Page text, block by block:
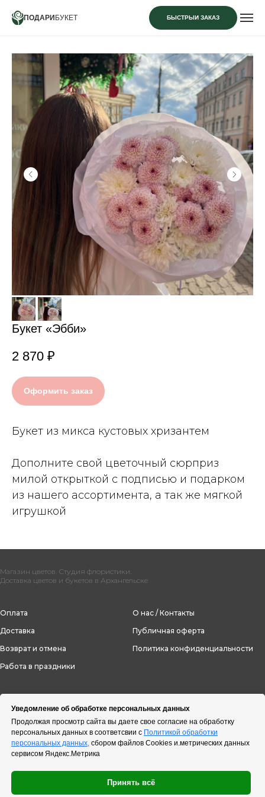
ПОДАРИ БУКЕТ БЫСТРЫЙ ЗАКАЗ
Уведомление об обработке персональных данных
Продолжая просмотр сайта вы даете свое согласие на обработку
персональных данных в соответсвии с Политикой обработки
персональных данных, сбором файлов Cookies и.метрических данных
сервисом Яндекс.Метрика
Принять всё
Букет «Эбби»
2 870 ₽
Оформить заказ
Букет из микса кустовых хризантем
Дополните свой цветочный сюрприз
милой открыткой с подписью и подарком
из нашего ассортимента, а так же мягкой
игрушкой
Магазин цветов. Студия флористики.
Доставка цветов и букетов в Архангельске
Оплата
Доставка
Возврат и отмена
Работа в праздники
О нас / Контакты
Публичная оферта
Политика конфиденциальности